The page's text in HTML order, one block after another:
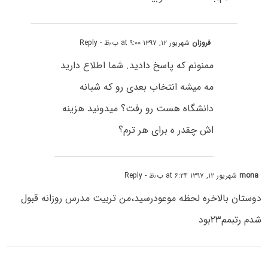
فروزان شهریور ۱۲, ۱۳۹۷ at ۹:۰۰ ب٫ظ - Reply
ممنونم که پاسخ دادید. شما اطلاع دارید
مه میشه انتخاب بعدی رو که شبانه
دانشگاه هست رو رفت؟ میدونید هزینه
اش چقدر ه برای هر ترم؟
monaشهریور ۱۲, ۱۳۹۷ at ۶:۲۴ ب٫ظ - Reply
دوستان بالاخره لحظه موعودرسید،من تربیت مدرس روزانه قبول
شدم رتبمم۲۳بود